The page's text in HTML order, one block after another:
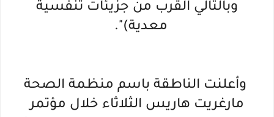
وبالتالي القرب من جزيئات تنفسية
معدية)".
وأعلنت الناطقة باسم منظمة الصحة
مارغريت هاريس الثلاثاء خلال مؤتمر